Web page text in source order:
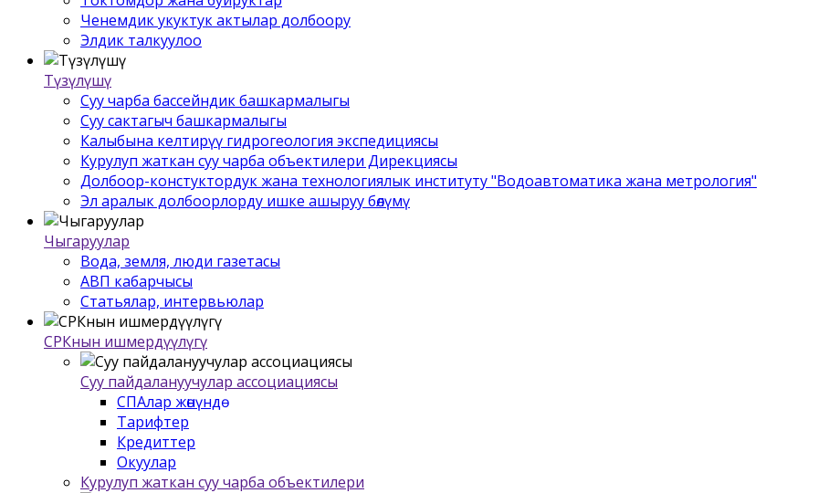
Ченемдик укуктук актылар долбоору
Элдик талкуулоо
Түзүлүшү
Суу чарба бассейндик башкармалыгы
Суу сактагыч башкармалыгы
Калыбына келтирүү гидрогеология экспедициясы
Курулуп жаткан суу чарба объектилери Дирекциясы
Долбоор-констуктордук жана технологиялык институту "Водоавтоматика жана метрология"
Эл аралык долбоорлорду ишке ашыруу бѳлүмү
Чыгаруулар
Вода, земля, люди газетасы
АВП кабарчысы
Статьялар, интервьюлар
СРКнын ишмердүүлүгү
Суу пайдалануучулар ассоциациясы
СПАлар жѳнүндѳ
Тарифтер
Кредиттер
Окуулар
Курулуп жаткан суу чарба объектилери